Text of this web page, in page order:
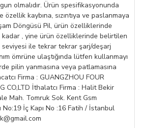
olmalıdır. Ürün spesifikasyonunda
özellik kaybına, sızıntıya ve paslanmaya
Döngüsü Pil, ürün özelliklerinde
, yine ürün özelliklerinde belirtilen
ile tekrar tekrar şarj/deşarj
ömrüne ulaştığında lütfen kullanmayı
pilin yanmasına veya patlamasına
Firma : GUANGZHOU FOUR
CO,LTD İthalatcı Firma : Halit Bekir
Mah. Tomruk Sok. Kent Gsm
No:19 İç Kapı No :16 Fatih / İstanbul